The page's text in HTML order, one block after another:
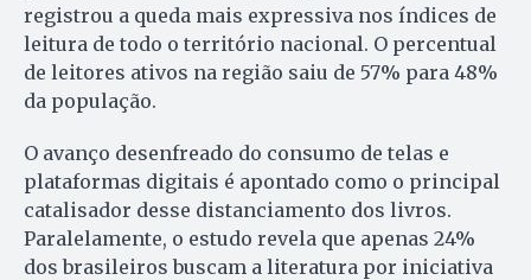
registrou a queda mais expressiva nos índices de
leitura de todo o território nacional. O percentual
de leitores ativos na região saiu de 57% para 48%
da população.
O avanço desenfreado do consumo de telas e
plataformas digitais é apontado como o principal
catalisador desse distanciamento dos livros.
Paralelamente, o estudo revela que apenas 24%
dos brasileiros buscam a literatura por iniciativa